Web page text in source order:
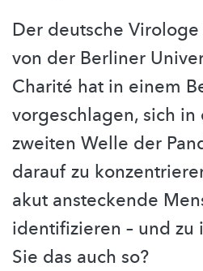
Der deutsche
von der Berliner
Charité hat in einem
vorgeschlagen, sich
zweiten Welle der
darauf zu
akut ansteckende
identifizieren – und zu
Sie das auch so?